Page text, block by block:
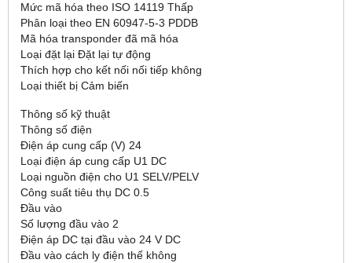
Mức mã hóa theo ISO 14119 Thấp
Phân loại theo EN 60947-5-3 PDDB
Mã hóa transponder đã mã hóa
Loại đặt lại Đặt lại tự động
Thích hợp cho kết nối nối tiếp không
Loại thiết bị Cảm biến
Thông số kỹ thuật
Thông số điện
Điện áp cung cấp (V) 24
Loại điện áp cung cấp U1 DC
Loại nguồn điện cho U1 SELV/PELV
Công suất tiêu thụ DC 0.5
Đầu vào
Số lượng đầu vào 2
Điện áp DC tại đầu vào 24 V DC
Đầu vào cách ly điện thế không